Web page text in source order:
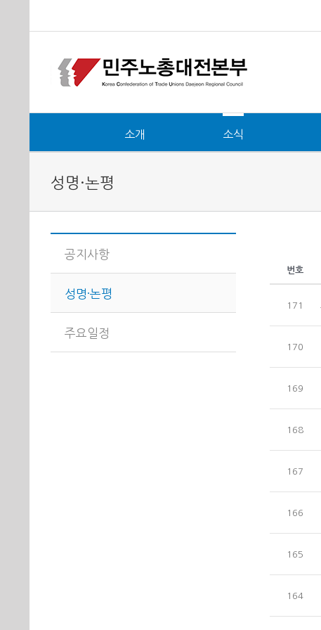
소개 소식
성명·논평
공지사항
성명·논평
주요일정
번호
171
170
169
168
167
166
165
164